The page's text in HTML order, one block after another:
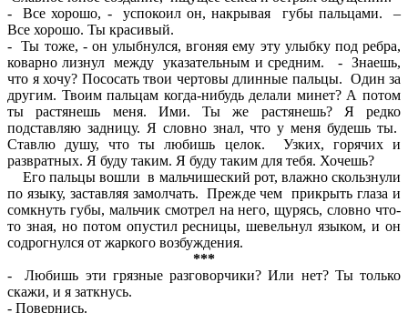
- Все хорошо, - успокоил он, накрывая губы пальцами. –
Все хорошо. Ты красивый.
- Ты тоже, - он улыбнулся, вгоняя ему эту улыбку под ребра,
коварно лизнул между указательным и средним. - Знаешь,
что я хочу? Пососать твои чертовы длинные пальцы. Один за
другим. Твоим пальцам когда-нибудь делали минет? А потом
ты растянешь меня. Ими. Ты же растянешь? Я редко
подставляю задницу. Я словно знал, что у меня будешь ты.
Ставлю душу, что ты любишь целок. Узких, горячих и
развратных. Я буду таким. Я буду таким для тебя. Хочешь?
Его пальцы вошли в мальчишеский рот, влажно скользнули
по языку, заставляя замолчать. Прежде чем прикрыть глаза и
сомкнуть губы, мальчик смотрел на него, щурясь, словно что-
то зная, но потом опустил ресницы, шевельнул языком, и он
содрогнулся от жаркого возбуждения.
***
- Любишь эти грязные разговорчики? Или нет? Ты только
скажи, и я заткнусь.
- Повернись.